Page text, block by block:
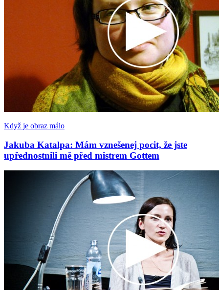
Když je obraz málo
Jakuba Katalpa: Mám vznešenej pocit, že jste
upřednostnili mě před mistrem Gottem